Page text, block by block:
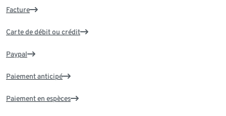
Facture
Carte de débit ou crédit
Paypal
Paiement anticipé
Paiement en espèces